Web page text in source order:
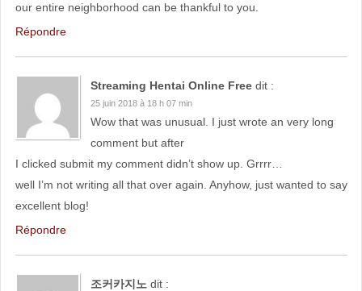
our entire neighborhood can be thankful to you.
Répondre
Streaming Hentai Online Free dit :
25 juin 2018 à 18 h 07 min
Wow that was unusual. I just wrote an very long
comment but after
I clicked submit my comment didn’t show up. Grrrr…
well I’m not writing all that over again. Anyhow, just wanted to say
excellent blog!
Répondre
조커카지노 dit :